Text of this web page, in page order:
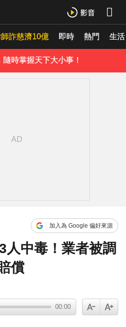
詐慈濟10億 即時 熱門 生活
隨時掌握天下大小事！
《理財達人秀》X 安聯投信免費講座報名中！搶先卡位 2027
時掌握天下大小事！
加入為 Google 偏好來源
人中毒！業者被調
償
00:00